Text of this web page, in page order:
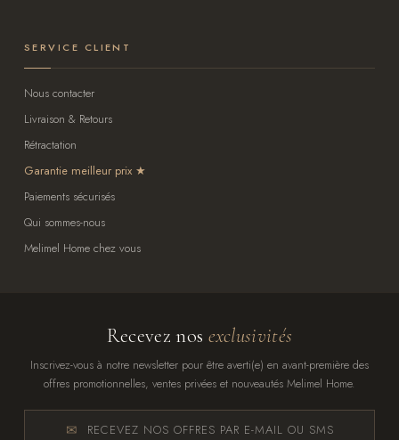
SERVICE CLIENT
Nous contacter
Livraison & Retours
Rétractation
Garantie meilleur prix
Paiements sécurisés
Qui sommes-nous
Melimel Home chez vous
Recevez nos exclusivités
Inscrivez-vous à notre newsletter pour être averti(e) en avant-première des
offres promotionnelles, ventes privées et nouveautés Melimel Home.
RECEVEZ NOS OFFRES PAR E-MAIL OU SMS